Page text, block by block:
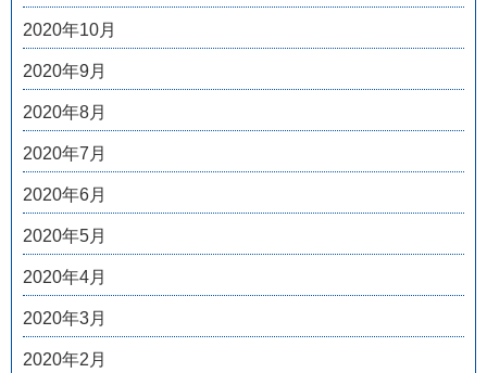
2020年10月
2020年9月
2020年8月
2020年7月
2020年6月
2020年5月
2020年4月
2020年3月
2020年2月